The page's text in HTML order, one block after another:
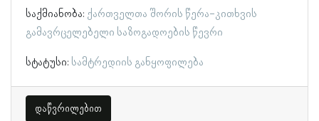
საქმიანობა: ქართველთა შორის წერა-კითხვის
გამავრცელებელი საზოგადოების წევრი
სტატუსი: სამტრედიის განყოფილება
დაწვრილებით